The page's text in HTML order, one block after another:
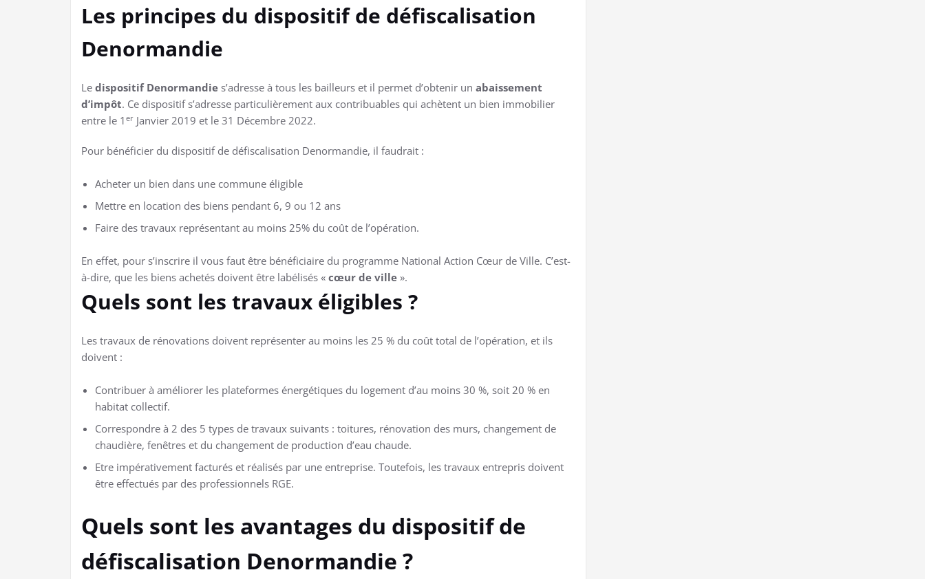
Les principes du dispositif de défiscalisation
Denormandie
Le dispositif Denormandie s’adresse à tous les bailleurs et il permet d’obtenir un abaissement
d’impôt. Ce dispositif s’adresse particulièrement aux contribuables qui achètent un bien immobilier
entre le 1 er Janvier 2019 et le 31 Décembre 2022.
Pour bénéficier du dispositif de défiscalisation Denormandie, il faudrait :
Acheter un bien dans une commune éligible
Mettre en location des biens pendant 6, 9 ou 12 ans
Faire des travaux représentant au moins 25% du coût de l’opération.
En effet, pour s’inscrire il vous faut être bénéficiaire du programme National Action Cœur de Ville. C’est-
à-dire, que les biens achetés doivent être labélisés « cœur de ville ».
Quels sont les travaux éligibles ?
Les travaux de rénovations doivent représenter au moins les 25 % du coût total de l’opération, et ils
doivent :
Contribuer à améliorer les plateformes énergétiques du logement d’au moins 30 %, soit 20 % en
habitat collectif.
Correspondre à 2 des 5 types de travaux suivants : toitures, rénovation des murs, changement de
chaudière, fenêtres et du changement de production d’eau chaude.
Etre impérativement facturés et réalisés par une entreprise. Toutefois, les travaux entrepris doivent
être effectués par des professionnels RGE.
Quels sont les avantages du dispositif de
défiscalisation Denormandie ?